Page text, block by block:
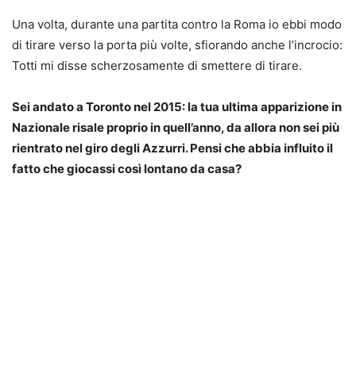
Una volta, durante una partita contro la Roma io ebbi modo
di tirare verso la porta più volte, sfiorando anche l’incrocio:
Totti mi disse scherzosamente di smettere di tirare.
Sei andato a Toronto nel 2015: la tua ultima apparizione in
Nazionale risale proprio in quell’anno, da allora non sei più
rientrato nel giro degli Azzurri. Pensi che abbia influito il
fatto che giocassi così lontano da casa?